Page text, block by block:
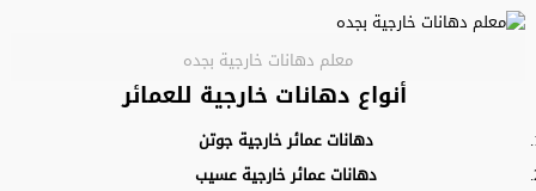
معلم دهانات خارجية بجده
أنواع دهانات خارجية للعمائر
دهانات عمائر خارجية جوتن
دهانات عمائر خارجية عسيب